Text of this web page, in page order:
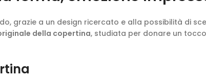
grazie a un design ricercato e alla possibilità di
della copertina, studiata per donare un